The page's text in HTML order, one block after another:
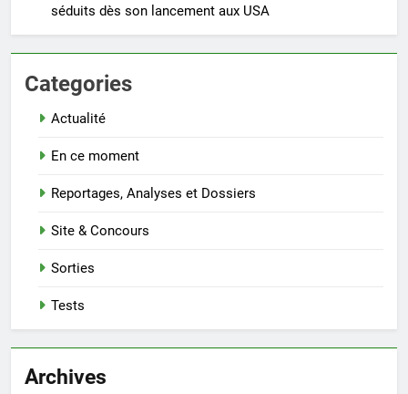
séduits dès son lancement aux USA
Categories
Actualité
En ce moment
Reportages, Analyses et Dossiers
Site & Concours
Sorties
Tests
Archives